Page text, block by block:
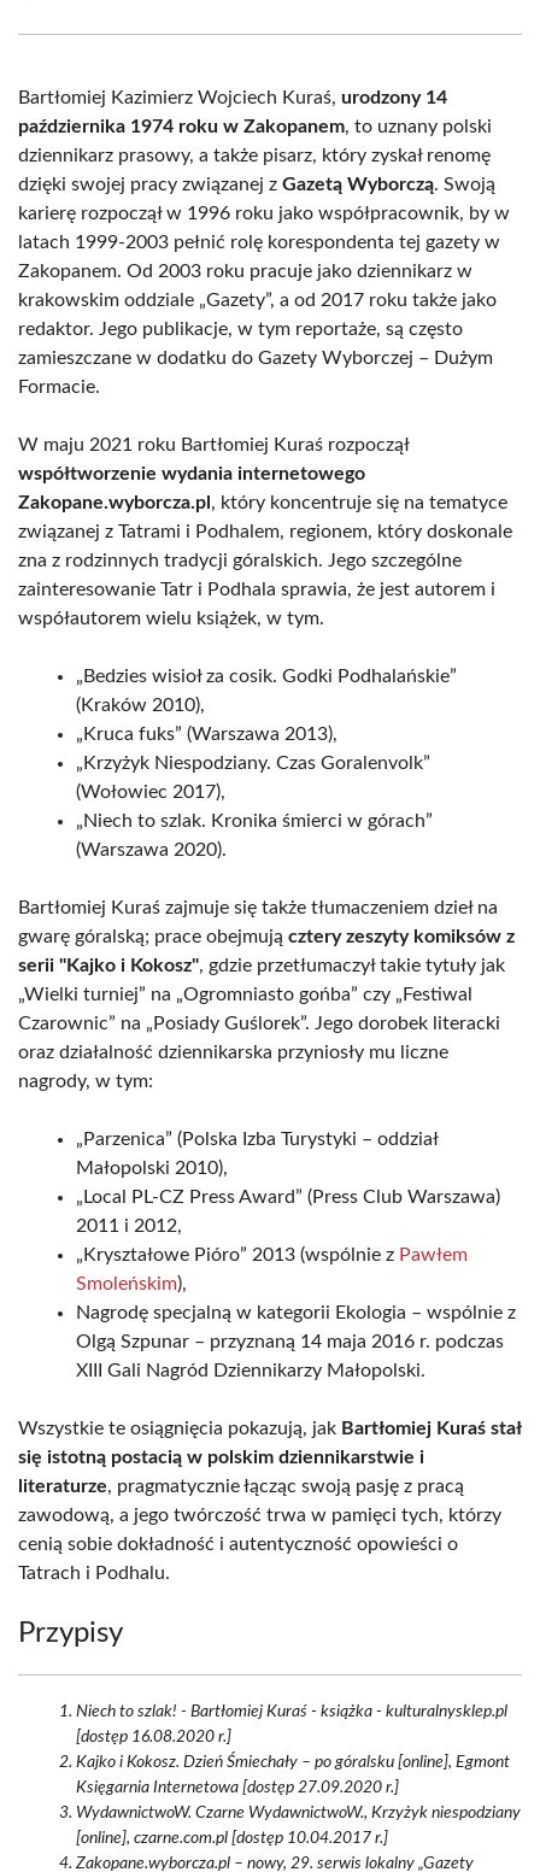
(Twitter)
Bartłomiej Kazimierz Wojciech Kuraś, urodzony 14
października 1974 roku w Zakopanem, to uznany polski
dziennikarz prasowy, a także pisarz, który zyskał renomę
dzięki swojej pracy związanej z Gazetą Wyborczą. Swoją
karierę rozpoczął w 1996 roku jako współpracownik, by w
latach 1999-2003 pełnić rolę korespondenta tej gazety w
Zakopanem. Od 2003 roku pracuje jako dziennikarz w
krakowskim oddziale „Gazety”, a od 2017 roku także jako
redaktor. Jego publikacje, w tym reportaże, są często
zamieszczane w dodatku do Gazety Wyborczej – Dużym
Formacie.
W maju 2021 roku Bartłomiej Kuraś rozpoczął
współtworzenie wydania internetowego
Zakopane.wyborcza.pl , który koncentruje się na tematyce
związanej z Tatrami i Podhalem, regionem, który doskonale
zna z rodzinnych tradycji góralskich. Jego szczególne
zainteresowanie Tatr i Podhala sprawia, że jest autorem i
współautorem wielu książek, w tym.
„Bedzies wisioł za cosik. Godki Podhalańskie”
(Kraków 2010),
„Kruca fuks” (Warszawa 2013),
„Krzyżyk Niespodziany. Czas Goralenvolk”
(Wołowiec 2017),
„Niech to szlak. Kronika śmierci w górach”
(Warszawa 2020).
Bartłomiej Kuraś zajmuje się także tłumaczeniem dzieł na
gwarę góralską; prace obejmują cztery zeszyty komiksów z
serii "Kajko i Kokosz", gdzie przetłumaczył takie tytuły jak
„Wielki turniej” na „Ogromniasto gońba” czy „Festiwal
Czarownic” na „Posiady Guślorek”. Jego dorobek literacki
oraz działalność dziennikarska przyniosły mu liczne
nagrody, w tym:
„Parzenica” (Polska Izba Turystyki – oddział
Małopolski 2010),
„Local PL-CZ Press Award” (Press Club Warszawa)
2011 i 2012,
„Kryształowe Pióro” 2013 (wspólnie z Pawłem
Smoleńskim),
Nagrodę specjalną w kategorii Ekologia – wspólnie z
Olgą Szpunar – przyznaną 14 maja 2016 r. podczas
XIII Gali Nagród Dziennikarzy Małopolski.
Wszystkie te osiągnięcia pokazują, jak Bartłomiej Kuraś stał
się istotną postacią w polskim dziennikarstwie i
literaturze, pragmatycznie łącząc swoją pasję z pracą
zawodową, a jego twórczość trwa w pamięci tych, którzy
cenią sobie dokładność i autentyczność opowieści o
Tatrach i Podhalu.
Przypisy
Niech to szlak! - Bartłomiej Kuraś - książka - kulturalnysklep.pl
[dostęp 16.08.2020 r.]
Kajko i Kokosz. Dzień Śmiechały – po góralsku [online], Egmont
Księgarnia Internetowa [dostęp 27.09.2020 r.]
WydawnictwoW. Czarne WydawnictwoW., Krzyżyk niespodziany
[online], czarne.com.pl [dostęp 10.04.2017 r.]
Zakopane.wyborcza.pl – nowy, 29. serwis lokalny „Gazety